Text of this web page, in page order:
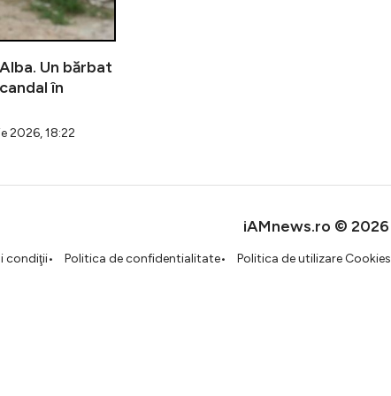
Un bărbat
în
2026, 18:22
iAMnews.ro © 2026
condiţii Politica de confidentialitate Politica de utilizare Cookies